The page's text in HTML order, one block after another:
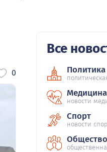
0
Все
Политика
Медицина
новости
Спорт
новости
Общество